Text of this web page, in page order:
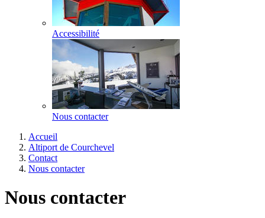
Accessibilité
Nous contacter
Accueil
Altiport de Courchevel
Contact
Nous contacter
Nous contacter